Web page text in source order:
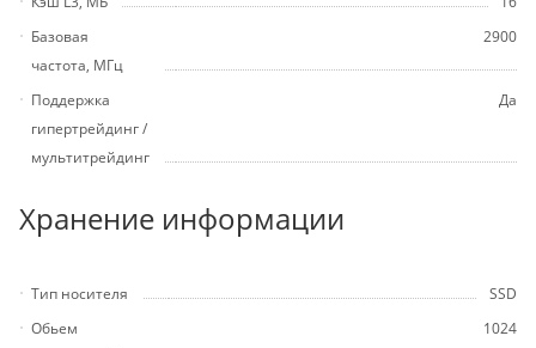
Базовая
частота, МГц
2900
Поддержка
гипертрейдинг /
мультитрейдинг
Да
Хранение информации
Тип носителя
SSD
Обьем
1024